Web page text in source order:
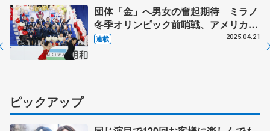
団体「金」へ男女の奮起期待 ミラノ
冬季オリンピック前哨戦、アメリカに
大差の２位
連載 2025.04.21
ピックアップ